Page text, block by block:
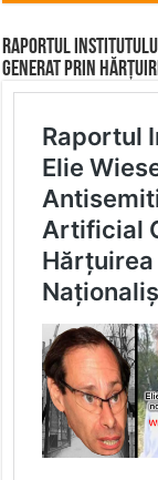
Raportul
Generat prin